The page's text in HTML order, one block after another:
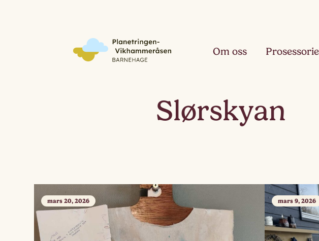
Om oss
Slørskyan
mars 20, 2026 mars 9, 2026